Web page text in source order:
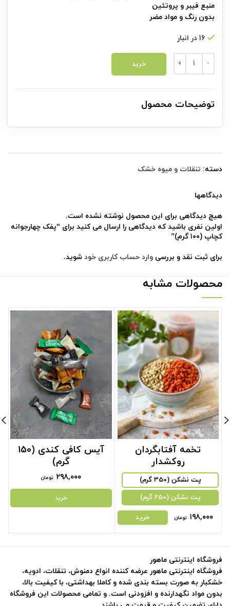
منبع فیبر و پروتئین
بدون رنگ و مواد مضر
16 در انبار
پفک چهارجوانه کچاپ (۱۰۰ گرم) عدد
خرید
توضیحات محصول
دسته: تنقلات و میوه خشک
دیدگاهها
هیچ دیدگاهی برای این محصول نوشته نشده است.
اولین نفری باشید که دیدگاهی را ارسال می کنید برای “پفک چهارجوانه
کچاپ (۱۰۰ گرم)”
برای ثبت نقد و بررسی وارد حساب کاربری خود شوید.
محصولات مشابه
تخمه آفتابگردان
روکشدار
پت نشکن (350 گرم)
پت نشکن (250 گرم)
۱۹۸,۰۰۰ تومان خرید
آیس کافی کندی (150
گرم)
۲۹۸,۰۰۰ تومان
خرید
فروشگاه اینترنتی ماهور
فروشگاه اینترنتی ماهور عرضه کننده انواع دمنوش، تنقلات، ادویه،
خشکبار به صورت بسته بندی شده و کاملا بهداشتی، با کیفیت بالا،
بدون مواد نگهدارنده و افزودنی است. و تمامی محصولات این فروشگاه